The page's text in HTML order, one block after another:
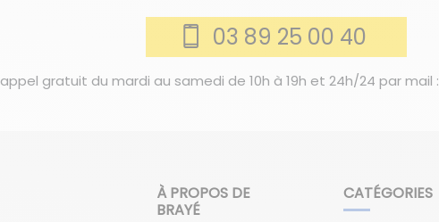
03 89 25 00 40
appel gratuit du mardi au samedi de 10h à 19h et 24h/24 par mail :
À PROPOS DE
BRAYÉ
CATÉGORIES